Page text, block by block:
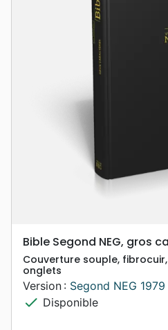
Bible Segond NEG, gros
Couverture souple,
onglets
Version : Segond NEG 1979
check Disponible